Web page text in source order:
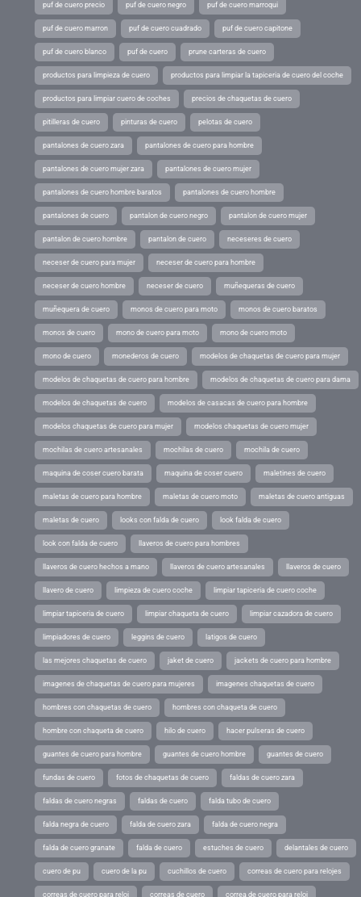
puf de cuero precio puf de cuero negro puf de cuero marroqui
puf de cuero marron puf de cuero cuadrado puf de cuero capitone
puf de cuero blanco puf de cuero prune carteras de cuero
productos para limpieza de cuero productos para limpiar la tapiceria de cuero del coche
productos para limpiar cuero de coches precios de chaquetas de cuero
pitilleras de cuero pinturas de cuero pelotas de cuero
pantalones de cuero zara pantalones de cuero para hombre
pantalones de cuero mujer zara pantalones de cuero mujer
pantalones de cuero hombre baratos pantalones de cuero hombre
pantalones de cuero pantalon de cuero negro pantalon de cuero mujer
pantalon de cuero hombre pantalon de cuero neceseres de cuero
neceser de cuero para mujer neceser de cuero para hombre
neceser de cuero hombre neceser de cuero muñequeras de cuero
muñequera de cuero monos de cuero para moto monos de cuero baratos
monos de cuero mono de cuero para moto mono de cuero moto
mono de cuero monederos de cuero modelos de chaquetas de cuero para mujer
modelos de chaquetas de cuero para hombre modelos de chaquetas de cuero para dama
modelos de chaquetas de cuero modelos de casacas de cuero para hombre
modelos chaquetas de cuero para mujer modelos chaquetas de cuero mujer
mochilas de cuero artesanales mochilas de cuero mochila de cuero
maquina de coser cuero barata maquina de coser cuero maletines de cuero
maletas de cuero para hombre maletas de cuero moto maletas de cuero antiguas
maletas de cuero looks con falda de cuero look falda de cuero
look con falda de cuero llaveros de cuero para hombres
llaveros de cuero hechos a mano llaveros de cuero artesanales llaveros de cuero
llavero de cuero limpieza de cuero coche limpiar tapiceria de cuero coche
limpiar tapiceria de cuero limpiar chaqueta de cuero limpiar cazadora de cuero
limpiadores de cuero leggins de cuero latigos de cuero
las mejores chaquetas de cuero jaket de cuero jackets de cuero para hombre
imagenes de chaquetas de cuero para mujeres imagenes chaquetas de cuero
hombres con chaquetas de cuero hombres con chaqueta de cuero
hombre con chaqueta de cuero hilo de cuero hacer pulseras de cuero
guantes de cuero para hombre guantes de cuero hombre guantes de cuero
fundas de cuero fotos de chaquetas de cuero faldas de cuero zara
faldas de cuero negras faldas de cuero falda tubo de cuero
falda negra de cuero falda de cuero zara falda de cuero negra
falda de cuero granate falda de cuero estuches de cuero delantales de cuero
cuero de pu cuero de la pu cuchillos de cuero correas de cuero para relojes
correas de cuero para reloj correas de cuero correa de cuero para reloj